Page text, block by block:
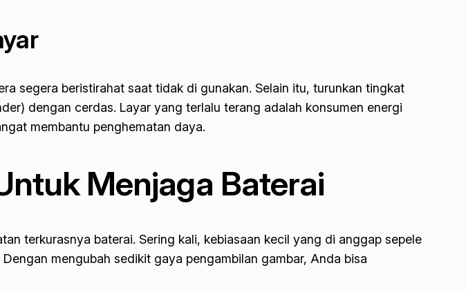
segera beristirahat saat tidak di gunakan. Selain itu, turunkan tingkat
) dengan cerdas. Layar yang terlalu terang adalah konsumen energi
membantu penghematan daya.
Menjaga Baterai
terkurasnya baterai. Sering kali, kebiasaan kecil yang di anggap sepele
mengubah sedikit gaya pengambilan gambar, Anda bisa